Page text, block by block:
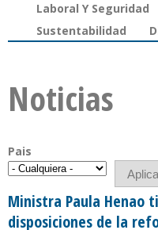
Laboral Y Seguridad
Sustentabilidad
Noticias
Pais
Ministra Paula Henao
disposiciones de la